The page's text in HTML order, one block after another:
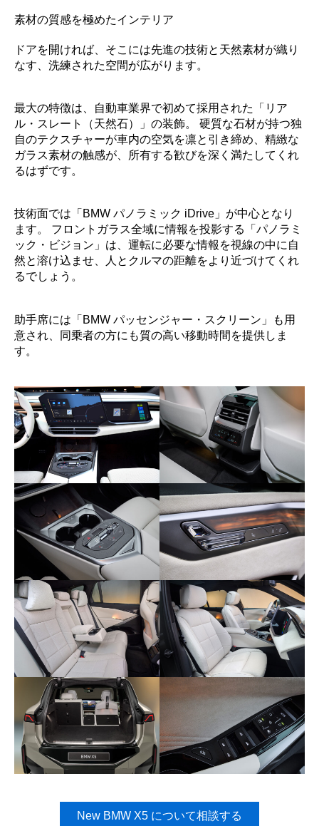
素材の質感を極めたインテリア
ドアを開ければ、そこには先進の技術と天然素材が織り
なす、洗練された空間が広がります。
最大の特徴は、自動車業界で初めて採用された「リア
ル・スレート（天然石）」の装飾。 硬質な石材が持つ独
自のテクスチャーが車内の空気を凛と引き締め、精緻な
ガラス素材の触感が、所有する歓びを深く満たしてくれ
るはずです。
技術面では「BMW パノラミック iDrive」が中心となり
ます。 フロントガラス全域に情報を投影する「パノラミ
ック・ビジョン」は、運転に必要な情報を視線の中に自
然と溶け込ませ、人とクルマの距離をより近づけてくれ
るでしょう。
助手席には「BMW パッセンジャー・スクリーン」も用
意され、同乗者の方にも質の高い移動時間を提供しま
す。
New BMW X5 について相談する